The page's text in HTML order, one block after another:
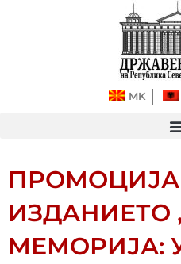
MK
ИЗДАНИЕТО
МЕМОРИЈА: